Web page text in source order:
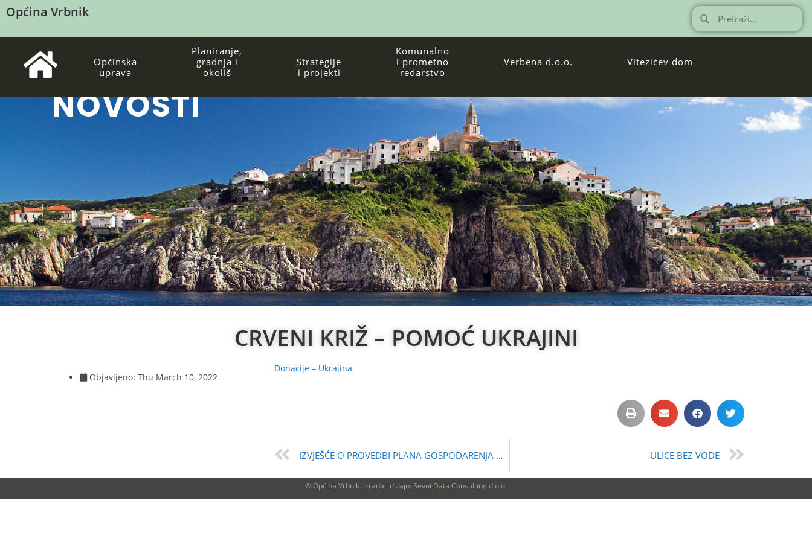
Općina Vrbnik
Općinska
uprava
Planiranje,
gradnja i
okoliš
Strategije
i projekti
Komunalno
i prometno
redarstvo
Verbena d.o.o. Vitezićev dom
NOVOSTI
CRVENI KRIŽ – POMOĆ UKRAJINI
Objavljeno: Thu March 10, 2022
Donacije – Ukrajina
IZVJEŠĆE O PROVEDBI PLANA GOSPODARENJA OTPADOM ZA 2021.GODINU ULICE BEZ VODE
© Općina Vrbnik. Izrada i dizajn: Sevoi Data Consulting d.o.o.